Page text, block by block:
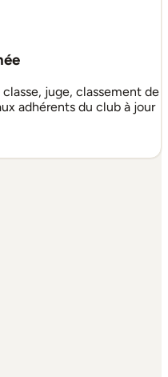
juge, classement de
adhérents du club à jour